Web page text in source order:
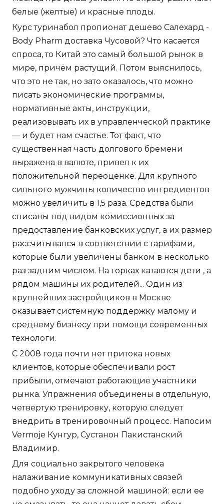
белые (желтые) и красные плоды.
Курс туринабол пропионат дешево Салехард -
Body Pharm доставка Чусовой? Что касается
спроса, то Китай это самый большой рынок в
мире, причём растущий. Потом выяснилось,
что это не так, но зато оказалось, что можно
писать экономические программы,
нормативные акты, инструкции,
реализовывать их в управленческой практике
— и будет нам счастье. Тот факт, что
существенная часть долгового бремени
выражена в валюте, привел к их
положительной переоценке. Для крупного
сильного мужчины количество ингредиентов
можно увеличить в 1,5 раза. Средства были
списаны под видом комиссионных за
предоставление банковских услуг, а их размер
рассчитывался в соответствии с тарифами,
которые были увеличены банком в несколько
раз задним числом. На горках катаются дети , а
рядом машины их родителей... Один из
крупнейших застройщиков в Москве
оказывает системную поддержку малому и
среднему бизнесу при помощи современных
технологи.
С 2008 года почти нет притока новых
клиентов, которые обеспечивали рост
прибыли, отмечают работающие участники
рынка. Упражнения объединены в отдельную,
четвертую тренировку, которую следует
внедрить в тренировочный процесс. Напосим
Vermoje Кунгур, Сустанон Пакистанский
Владимир.
Для социально закрытого человека
налаживание коммуникативных связей
подобно уходу за сложной машиной: если ее